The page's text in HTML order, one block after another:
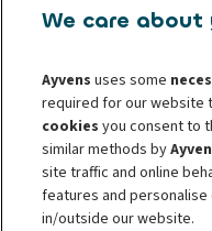
Novi Beograd
Poslovanje i etički principi
Pravne informacije
Zahtevi i prava ZZPL
Societe Generale
We care about
Ayvens uses some
required for our website
cookiesyou consent to
similar methods by
site traffic and online
features and
in/outside our website.